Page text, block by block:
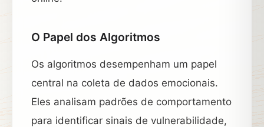
O Papel dos Algoritmos
Os algoritmos desempenham um papel
central na coleta de dados emocionais.
Eles analisam padrões de comportamento
para identificar sinais de vulnerabilidade,